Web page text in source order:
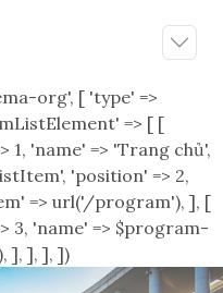
org', [ 'type' =>
=> [ [
1, 'name' => 'Trang chủ',
'position' => 2,
=> url('/program'), ], [
3, 'name' => $program-
], ], ], ])